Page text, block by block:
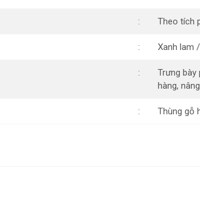
Theo tích
Xanh lam
Trưng bày
hàng,
Thùng gỗ